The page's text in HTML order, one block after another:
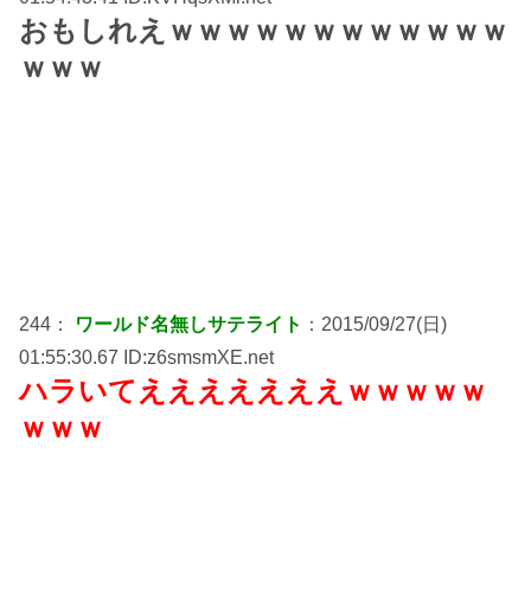
おもしれえｗｗｗｗｗｗｗｗｗｗｗｗ
ｗｗｗ
244： ワールド名無しサテライト ：2015/09/27(日)
01:55:30.67 ID:z6smsmXE.net
ハラいてえええええええｗｗｗｗｗ
ｗｗｗ